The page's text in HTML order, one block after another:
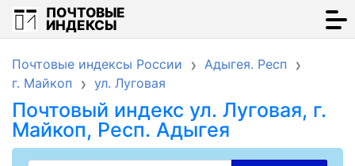
ПОЧТОВЫЕ
ИНДЕКСЫ
Почтовые индексы России
Адыгея. Респ
г. Майкоп
ул. Луговая
Почтовый индекс ул. Луговая, г.
Майкоп, Респ. Адыгея